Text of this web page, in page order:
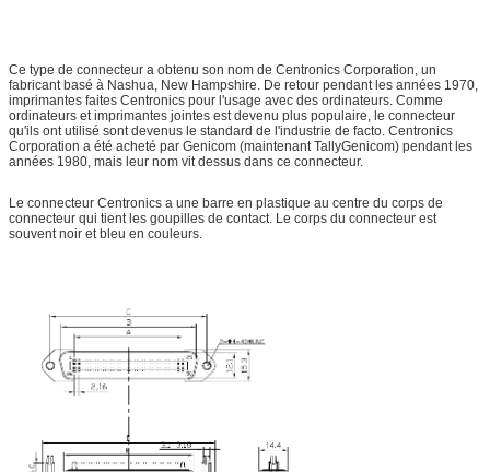
Ce type de connecteur a obtenu son nom de Centronics Corporation, un
fabricant basé à Nashua, New Hampshire. De retour pendant les années 1970,
imprimantes faites Centronics pour l'usage avec des ordinateurs. Comme
ordinateurs et imprimantes jointes est devenu plus populaire, le connecteur
qu'ils ont utilisé sont devenus le standard de l'industrie de facto. Centronics
Corporation a été acheté par Genicom (maintenant TallyGenicom) pendant les
années 1980, mais leur nom vit dessus dans ce connecteur.
Le connecteur Centronics a une barre en plastique au centre du corps de
connecteur qui tient les goupilles de contact. Le corps du connecteur est
souvent noir et bleu en couleurs.